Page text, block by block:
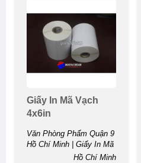
Giấy In Mã Vạch
4x6in
Văn Phòng Phẩm Quận 9
Hồ Chí Minh | Giấy In Mã
Hồ Chí Minh